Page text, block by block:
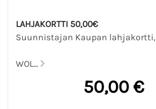
LAHJAKORTTI 50,00€
Suunnistajan Kaupan lahjakortti,
WOL...
50,00 €